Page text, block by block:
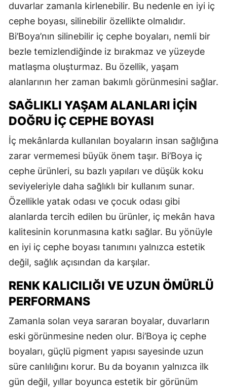
duvarlar zamanla kirlenebilir. Bu nedenle en iyi iç
cephe boyası, silinebilir özellikte olmalıdır.
Bi’Boya’nın silinebilir iç cephe boyaları, nemli bir
bezle temizlendiğinde iz bırakmaz ve yüzeyde
matlaşma oluşturmaz. Bu özellik, yaşam
alanlarının her zaman bakımlı görünmesini sağlar.
SAĞLIKLI YAŞAM ALANLARI İÇIN
DOĞRU İÇ CEPHE BOYASI
İç mekânlarda kullanılan boyaların insan sağlığına
zarar vermemesi büyük önem taşır. Bi’Boya iç
cephe ürünleri, su bazlı yapıları ve düşük koku
seviyeleriyle daha sağlıklı bir kullanım sunar.
Özellikle yatak odası ve çocuk odası gibi
alanlarda tercih edilen bu ürünler, iç mekân hava
kalitesinin korunmasına katkı sağlar. Bu yönüyle
en iyi iç cephe boyası tanımını yalnızca estetik
değil, sağlık açısından da karşılar.
RENK KALICILIĞI VE UZUN ÖMÜRLÜ
PERFORMANS
Zamanla solan veya sararan boyalar, duvarların
eski görünmesine neden olur. Bi’Boya iç cephe
boyaları, güçlü pigment yapısı sayesinde uzun
süre canlılığını korur. Bu da boyanın yalnızca ilk
gün değil, yıllar boyunca estetik bir görünüm